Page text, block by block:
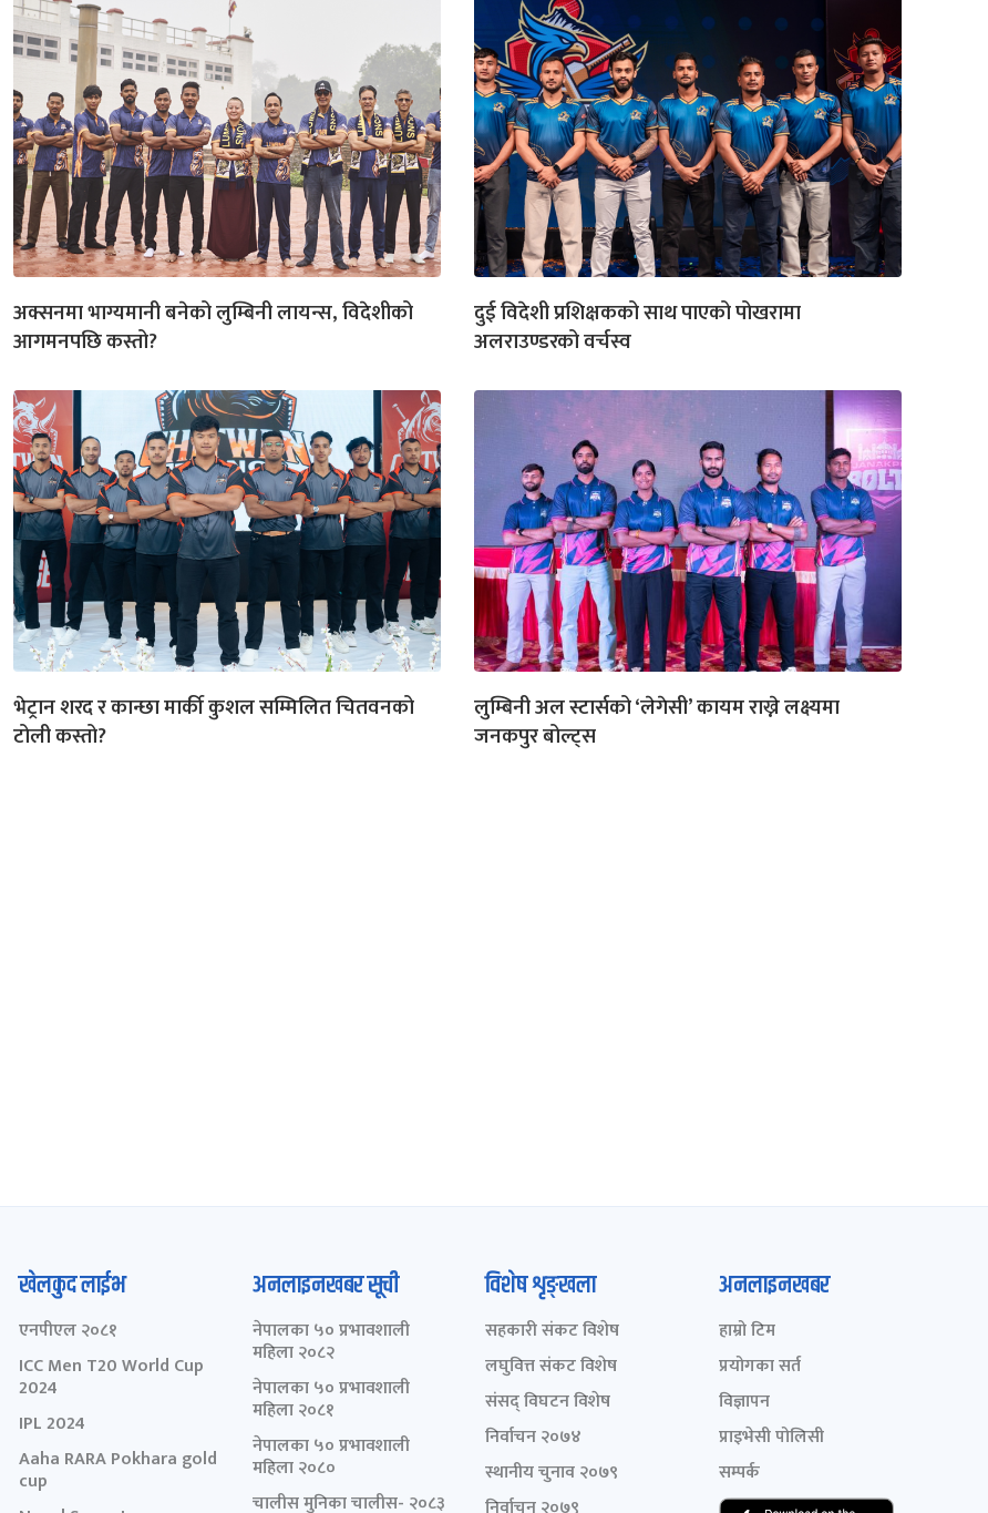
अक्सनमा भाग्यमानी बनेको लुम्बिनी लायन्स, विदेशीको
आगमनपछि कस्तो?
दुई विदेशी प्रशिक्षकको साथ पाएको पोखरामा
अलराउण्डरको वर्चस्व
भेट्रान शरद र कान्छा मार्की कुशल सम्मिलित चितवनको
टोली कस्तो?
लुम्बिनी अल स्टार्सको ‘लेगेसी’ कायम राख्ने लक्ष्यमा
जनकपुर बोल्ट्स
खेलकुद लाईभ
एनपीएल २०८१
ICC Men T20 World Cup
2024
IPL 2024
Aaha RARA Pokhara gold
cup
अनलाइनखबर सूची
नेपालका ५० प्रभावशाली
महिला २०८२
नेपालका ५० प्रभावशाली
महिला २०८१
नेपालका ५० प्रभावशाली
महिला २०८०
चालीस मुनिका चालीस- २०८३
विशेष शृङ्खला
सहकारी संकट विशेष
लघुवित्त संकट विशेष
संसद् विघटन विशेष
निर्वाचन २०७४
स्थानीय चुनाव २०७९
अनलाइनखबर
हाम्रो टिम
प्रयोगका सर्त
विज्ञापन
प्राइभेसी पोलिसी
सम्पर्क